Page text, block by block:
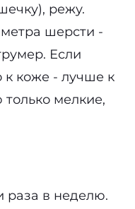
режу.
шерсти -
Если
к коже - лучше к
мелкие,
раза в неделю.